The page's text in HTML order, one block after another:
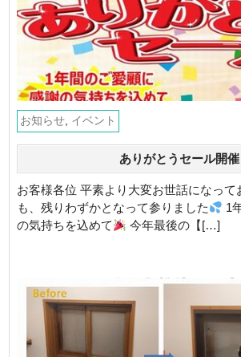
お知らせ, イベント
ありがとうセール開催
お客様各位 平素より大変お世話になっております。 今年
も、残りわずかとなって参りました
の気持ちを込めて
今年最後の【[…]